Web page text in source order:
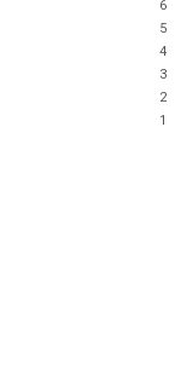
6
5
4
3
2
1